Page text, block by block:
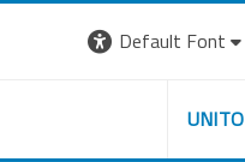
Default Font
UNITO